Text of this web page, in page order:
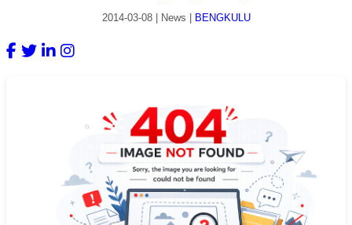
2014-03-08| News BENGKULU